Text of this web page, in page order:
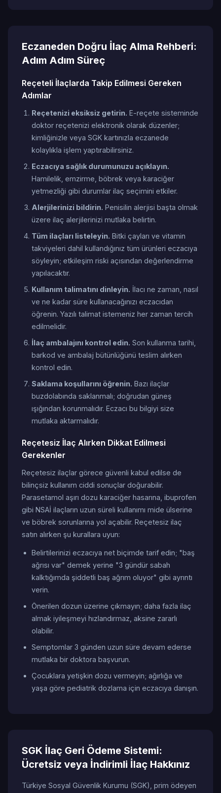
Eczaneden Doğru İlaç Alma Rehberi:
Adım Adım Süreç
Reçeteli İlaçlarda Takip Edilmesi Gereken
Adımlar
Reçetenizi eksiksiz getirin. E-reçete sisteminde
doktor reçetenizi elektronik olarak düzenler;
kimliğinizle veya SGK kartınızla eczanede
kolaylıkla işlem yaptırabilirsiniz.
Eczacıya sağlık durumunuzu açıklayın.
Hamilelik, emzirme, böbrek veya karaciğer
yetmezliği gibi durumlar ilaç seçimini etkiler.
Alerjilerinizi bildirin. Penisilin alerjisi başta olmak
üzere ilaç alerjilerinizi mutlaka belirtin.
Tüm ilaçları listeleyin. Bitki çayları ve vitamin
takviyeleri dahil kullandığınız tüm ürünleri eczacıya
söyleyin; etkileşim riski açısından değerlendirme
yapılacaktır.
Kullanım talimatını dinleyin. İlacı ne zaman, nasıl
ve ne kadar süre kullanacağınızı eczacıdan
öğrenin. Yazılı talimat istemeniz her zaman tercih
edilmelidir.
İlaç ambalajını kontrol edin. Son kullanma tarihi,
barkod ve ambalaj bütünlüğünü teslim alırken
kontrol edin.
Saklama koşullarını öğrenin. Bazı ilaçlar
buzdolabında saklanmalı; doğrudan güneş
ışığından korunmalıdır. Eczacı bu bilgiyi size
mutlaka aktarmalıdır.
Reçetesiz İlaç Alırken Dikkat Edilmesi
Gerekenler
Reçetesiz ilaçlar görece güvenli kabul edilse de
bilinçsiz kullanım ciddi sonuçlar doğurabilir.
Parasetamol aşırı dozu karaciğer hasarına, ibuprofen
gibi NSAİ ilaçların uzun süreli kullanımı mide ülserine
ve böbrek sorunlarına yol açabilir. Reçetesiz ilaç
satın alırken şu kurallara uyun:
Belirtilerinizi eczacıya net biçimde tarif edin; "baş
ağrısı var" demek yerine "3 gündür sabah
kalktığımda şiddetli baş ağrım oluyor" gibi ayrıntı
verin.
Önerilen dozun üzerine çıkmayın; daha fazla ilaç
almak iyileşmeyi hızlandırmaz, aksine zararlı
olabilir.
Semptomlar 3 günden uzun süre devam ederse
mutlaka bir doktora başvurun.
Çocuklara yetişkin dozu vermeyin; ağırlığa ve
yaşa göre pediatrik dozlama için eczacıya danışın.
SGK İlaç Geri Ödeme Sistemi:
Ücretsiz veya İndirimli İlaç Hakkınız
Türkiye Sosyal Güvenlik Kurumu (SGK), prim ödeyen